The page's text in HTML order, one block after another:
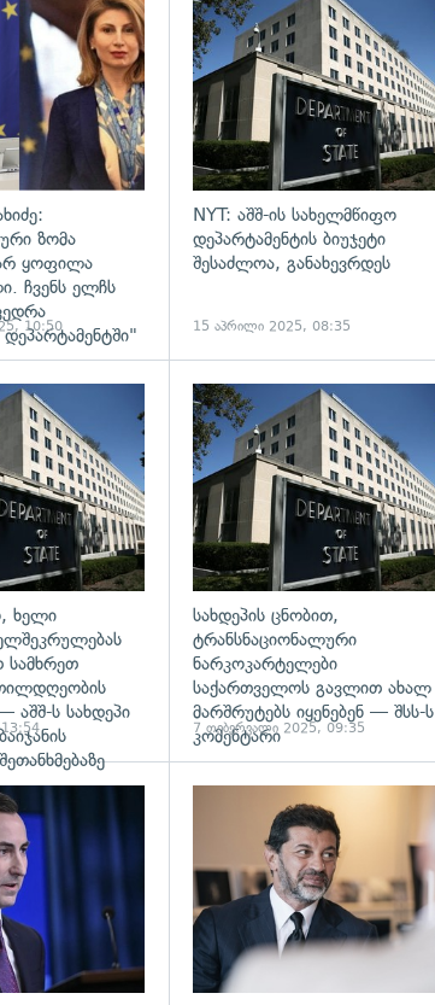
გადახედვა
ზომა
ყოფილა
ჩვენს ელჩს
10:50
NYT: აშშ-ის სახელმწიფო
დეპარტამენტის ბიუჯეტი
შესაძლოა, განახევრდეს
15 აპრილი 2025, 08:35
გადახედვა
ხელი
სამხრეთ
აშშ-ს სახდეპი
სახდეპის ცნობით,
ტრანსნაციონალური
ნარკოკარტელები
საქართველოს გავლით ახალ
მარშრუტებს იყენებენ — შსს-ს
კომენტარი
7 თებერვალი 2025, 09:35